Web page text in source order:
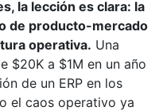
la lección es clara: la
de producto-mercado
operativa. Una
$20K a $1M en un año
de un ERP en los
el caos operativo ya